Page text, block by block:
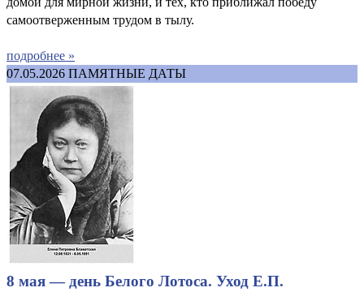
самоотверженным трудом в тылу.
подробнее »
07.05.2026 ПАМЯТНЫЕ ДАТЫ
8 мая — день Белого Лотоса. Уход Е.П.